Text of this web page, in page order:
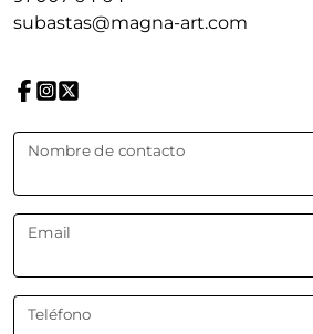
subastas@magna-art.com
Nombre de contacto
Email
Teléfono